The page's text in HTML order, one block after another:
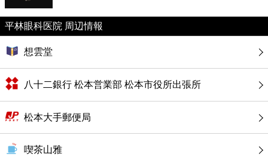
ショッピング
銀行
公共
病院
ホテル
平林眼科医院 周辺情報
想雲堂
八十二銀行 松本営業部 松本市役所出張所
松本大手郵便局
喫茶山雅